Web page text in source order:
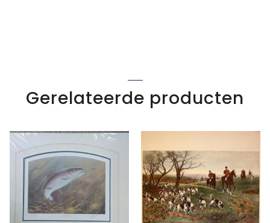
Gerelateerde producten